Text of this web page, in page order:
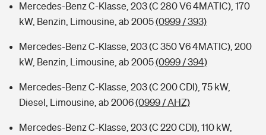
Mercedes-Benz C-Klasse, 203 (C 280 V6 4MATIC), 170
kW, Benzin, Limousine, ab 2005(0999 / 393)
Mercedes-Benz C-Klasse, 203 (C 350 V6 4MATIC), 200
kW, Benzin, Limousine, ab 2005(0999 / 394)
Mercedes-Benz C-Klasse, 203 (C 200 CDI), 75 kW,
Diesel, Limousine, ab 2006(0999 / AHZ)
Mercedes-Benz C-Klasse, 203 (C 220 CDI), 110 kW,